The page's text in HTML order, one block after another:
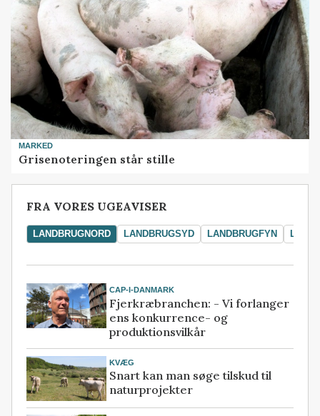
MARKED
Grisenoteringen står stille
FRA VORES UGEAVISER
LANDBRUGNORD LANDBRUGSYD LANDBRUGFYN
CAP-I-DANMARK
Fjerkræbranchen: - Vi forlanger
ens konkurrence- og
produktionsvilkår
KVÆG
Snart kan man søge tilskud til
naturprojekter